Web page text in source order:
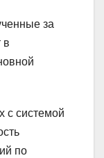
за
в
с системой
по